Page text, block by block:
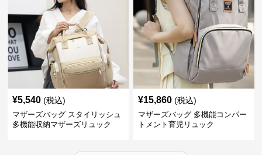
¥5,540 (税込)
マザーズバッグ スタイリッシュ
多機能収納マザーズリュック
¥15,860 (税込)
マザーズバッグ 多機能コンパー
トメント育児リュック